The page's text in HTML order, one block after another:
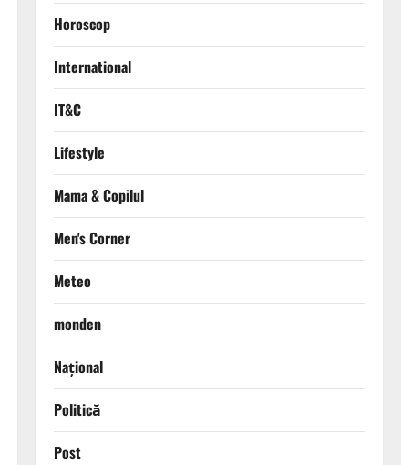
Horoscop
International
IT&C
Lifestyle
Mama & Copilul
Men's Corner
Meteo
monden
Național
Politică
Post